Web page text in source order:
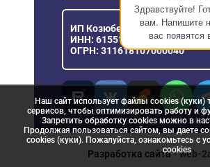
Здравствуйте!
вам. Напишите
вас появятся
ИП Козюберда Денис
ИНН: 615516030057
ОГРН: 311618107000040
Разработка сайта- web-
Наш сайт использует файлы cookies (куки)
сервисов, чтобы оптимизировать работу и
Запретить обработку cookies можно в
Продолжая пользоваться сайтом, вы даете
cookies (куки). Пожалуйста, ознакомьтесь с
сookies